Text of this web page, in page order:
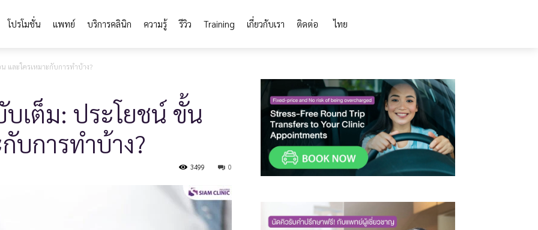
โปรโมชั่น แพทย์ บริการคลินิก ความรู้ รีวิว Training เกี่ยวกับเรา ติดต่อ ไทย
และใครเหมาะกับการทำบ้าง?
บเต็ม: ประโยชน์ ขั้น
บการทำบ้าง?
0
3499